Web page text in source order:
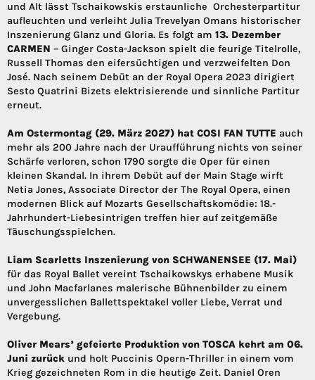
und Alt lässt Tschaikowskis erstaunliche Orchesterpartitur
aufleuchten und verleiht Julia Trevelyan Omans historischer
Inszenierung Glanz und Gloria. Es folgt am 13. Dezember
CARMEN – Ginger Costa-Jackson spielt die feurige Titelrolle,
Russell Thomas den eifersüchtigen und verzweifelten Don
José. Nach seinem Debüt an der Royal Opera 2023 dirigiert
Sesto Quatrini Bizets elektrisierende und sinnliche Partitur
erneut.
Am Ostermontag (29. März 2027) hat COSI FAN TUTTE auch
mehr als 200 Jahre nach der Uraufführung nichts von seiner
Schärfe verloren, schon 1790 sorgte die Oper für einen
kleinen Skandal. In ihrem Debüt auf der Main Stage wirft
Netia Jones, Associate Director der The Royal Opera, einen
modernen Blick auf Mozarts Gesellschaftskomödie: 18.-
Jahrhundert-Liebesintrigen treffen hier auf zeitgemäße
Täuschungsspielchen.
Liam Scarletts Inszenierung von SCHWANENSEE (17. Mai)
für das Royal Ballet vereint Tschaikowskys erhabene Musik
und John Macfarlanes malerische Bühnenbilder zu einem
unvergesslichen Ballettspektakel voller Liebe, Verrat und
Vergebung.
Oliver Mears’ gefeierte Produktion von TOSCA kehrt am 06.
Juni zurück und holt Puccinis Opern-Thriller in einem vom
Krieg gezeichneten Rom in die heutige Zeit. Daniel Oren